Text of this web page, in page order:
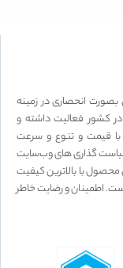
شیائومی ۳۶۰ از سال 1398 تا کنون بصورت انحصاری در زمینه
کشور فعالیت داشته و
با قیمت و تنوع و سرعت
سیاست گذاری های وب‌سایت
محصول با بالاترین کیفیت
اطمینان و رضایت خاطر